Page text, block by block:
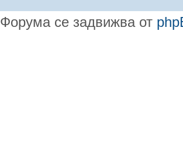
Форума се задвижва от